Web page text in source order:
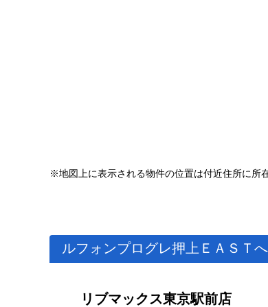
※地図上に表示される物件の位置は付近住所に所
ルフォンプログレ押上ＥＡＳＴ
リブマックス東京駅前店